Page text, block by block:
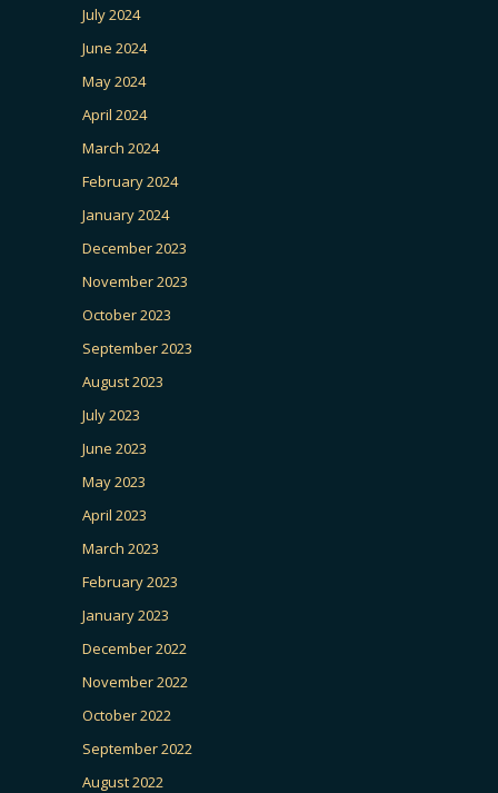
July 2024
June 2024
May 2024
April 2024
March 2024
February 2024
January 2024
December 2023
November 2023
October 2023
September 2023
August 2023
July 2023
June 2023
May 2023
April 2023
March 2023
February 2023
January 2023
December 2022
November 2022
October 2022
September 2022
August 2022